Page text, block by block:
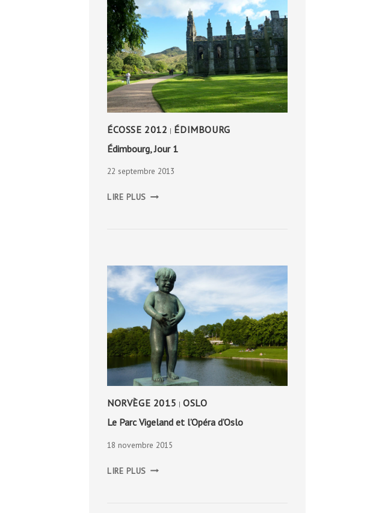
ÉCOSSE 2012 | ÉDIMBOURG
Édimbourg, Jour 1
22 septembre 2013
LIRE PLUS JOUR
NORVÈGE 2015 | OSLO
Le Parc Vigeland et l’Opéra d’Oslo
18 novembre 2015
LIRE PLUS PARC